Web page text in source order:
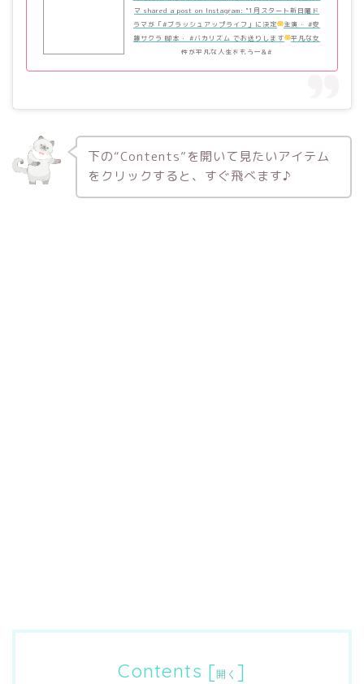
マ shared a post on Instagram: "1月スタート新日曜ド
ラマが「#ブラッシュアップライフ」に決定
主演・ #安
藤サクラ 脚本・ #バカリズム でお送りします
平凡な女
性が平凡な人生をもう一&#
下の“Contents”を開いて見たいアイテム
をクリックすると、すぐ飛べます♪
Contents [開く ]